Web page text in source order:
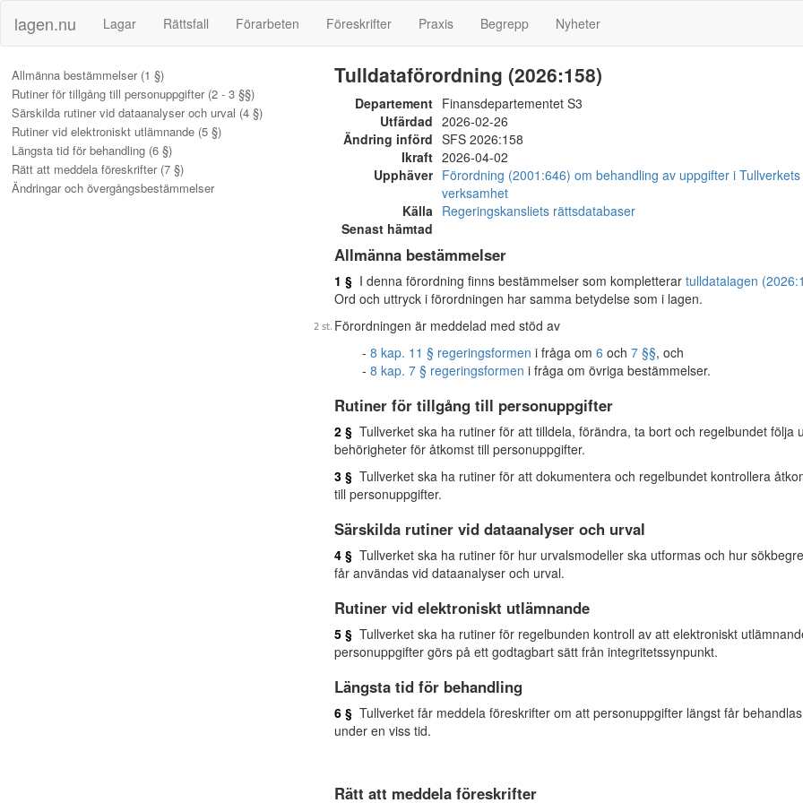
lagen.nu Lagar Rättsfall Förarbeten Föreskrifter Praxis Begrepp Nyheter
Allmänna bestämmelser (1 §)
Rutiner för tillgång till personuppgifter (2 - 3 §§)
Särskilda rutiner vid dataanalyser och urval (4 §)
Rutiner vid elektroniskt utlämnande (5 §)
Längsta tid för behandling (6 §)
Rätt att meddela föreskrifter (7 §)
Ändringar och övergångsbestämmelser
Tulldataförordning (2026:158)
Departement Finansdepartementet S3
Utfärdad 2026-02-26
Ändring införd SFS 2026:158
Ikraft 2026-04-02
Upphäver Förordning (2001:646) om behandling av uppgifter i Tullverkets
verksamhet
Källa Regeringskansliets rättsdatabaser
Senast hämtad
Allmänna bestämmelser
1 § I denna förordning finns bestämmelser som kompletterar tulldatalagen
Ord och uttryck i förordningen har samma betydelse som i lagen.
Förordningen är meddelad med stöd av
8 kap. 11 § regeringsformen i fråga om 6 och 7 §§, och
8 kap. 7 § regeringsformen i fråga om övriga bestämmelser.
Rutiner för tillgång till personuppgifter
2 § Tullverket ska ha rutiner för att tilldela, förändra, ta bort och regelbundet följa
behörigheter för åtkomst till personuppgifter.
3 § Tullverket ska ha rutiner för att dokumentera och regelbundet kontrollera
till personuppgifter.
Särskilda rutiner vid dataanalyser och urval
4 § Tullverket ska ha rutiner för hur urvalsmodeller ska utformas och hur
får användas vid dataanalyser och urval.
Rutiner vid elektroniskt utlämnande
5 § Tullverket ska ha rutiner för regelbunden kontroll av att elektroniskt
personuppgifter görs på ett godtagbart sätt från integritetssynpunkt.
Längsta tid för behandling
6 § Tullverket får meddela föreskrifter om att personuppgifter längst får behandlas
under en viss tid.
Rätt att meddela föreskrifter